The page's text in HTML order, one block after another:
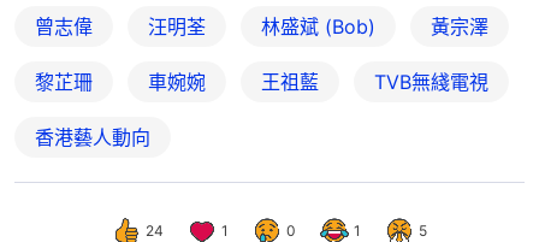
曾志偉 汪明荃 林盛斌 (Bob) 黃宗澤
黎芷珊 車婉婉 王祖藍 TVB無綫電視
香港藝人動向
24 1 0 1 5